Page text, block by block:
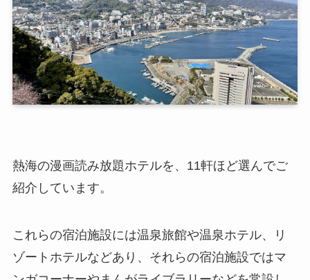
熱海の漫画読み放題ホテルを、11軒ほど選んでご
紹介しています。
これらの宿泊施設には温泉旅館や温泉ホテル、リ
ゾートホテルなどあり、それらの宿泊施設ではマ